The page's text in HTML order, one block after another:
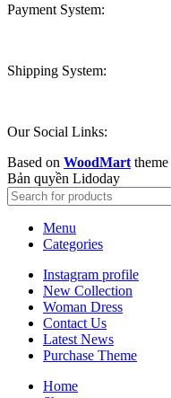
Payment System:
Shipping System:
Our Social Links:
Based on WoodMarttheme
Bản quyền Lidoday
Menu
Categories
Instagram profile
New Collection
Woman Dress
Contact Us
Latest News
Purchase Theme
Home